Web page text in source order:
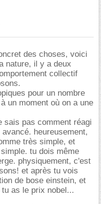
des choses, voici
nature, il y a deux
collectif
pour un nombre
un moment où on a une
sais pas comment réagi
heureusement,
très simple, et
tu dois même
physiquement, c'est
et après tu vois
de bose einstein, et
as le prix nobel...